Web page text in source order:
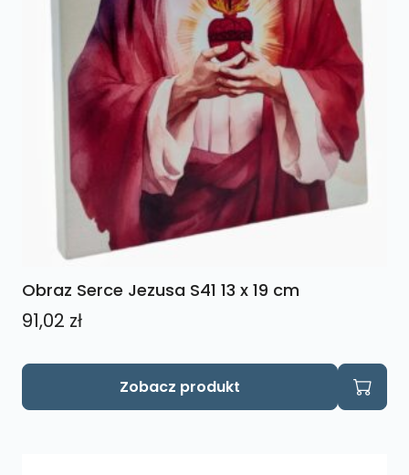
Obraz Serce Jezusa S41 13 x 19 cm
91,02 zł
Zobacz produkt